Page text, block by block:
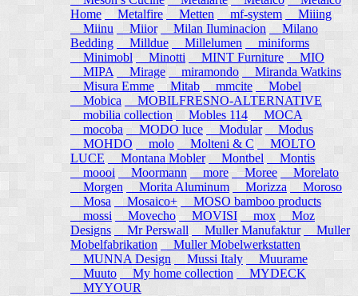
Home Metalfire Metten mf-system
Miiing
Miinu
Miior Milan Iluminacion
Milano
Bedding
Milldue Millelumen
miniforms
Minimobl Minotti MINT Furniture
MIO
MIPA
Mirage miramondo
Miranda Watkins
Misura Emme
Mitab mmcite
Mobel
Mobica
MOBILFRESNO-ALTERNATIVE
mobilia collection
Mobles 114
MOCA
mocoba
MODO luce Modular
Modus
MOHDO
molo Molteni & C
MOLTO
LUCE
Montana Mobler Montbel
Montis
moooi
Moormann more Moree
Morelato
Morgen
Morita Aluminum Morizza
Moroso
Mosa
Mosaico+
MOSO bamboo products
mossi
Movecho MOVISI mox
Moz
Designs
Mr Perswall Muller Manufaktur
Muller
Mobelfabrikation
Muller Mobelwerkstatten
MUNNA Design
Mussi Italy
Muurame
Muuto My home collection
MYDECK
MYYOUR